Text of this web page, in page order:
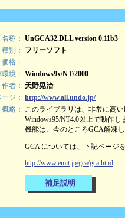
名称： UnGCA32.DLL version 0.11b3
種別：
フリーソフト
価格： ---
境： Windows9x/NT/2000
作者：
天野晃治
ジ： http://www.all.undo.jp/
概略：
このライブラリは、非常に高
Windows95/NT4.0以上で動作し
機能は、今のところGCA解凍し
GCA については、下記ページ
http://www.emit.jp/gca/gca.html
補足説明